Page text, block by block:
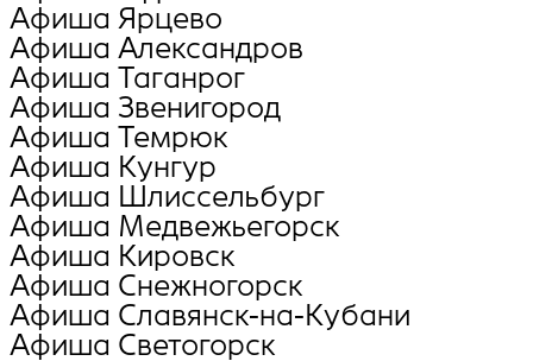
Афиша Ярцево
Афиша Александров
Афиша Таганрог
Афиша Звенигород
Афиша Темрюк
Афиша Кунгур
Афиша Шлиссельбург
Афиша Медвежьегорск
Афиша Кировск
Афиша Снежногорск
Афиша Славянск-на-Кубани
Афиша Светогорск